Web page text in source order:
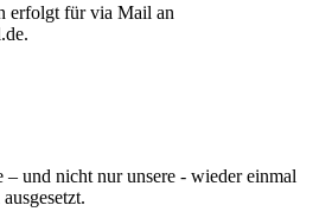
erfolgt für via Mail an
– und nicht nur unsere - wieder einmal